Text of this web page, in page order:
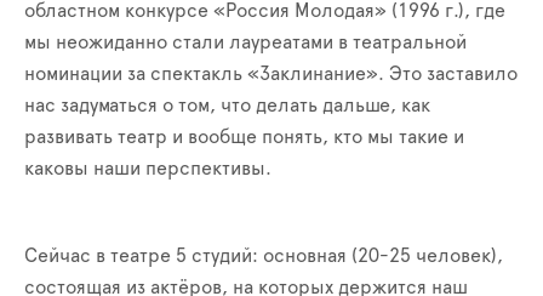
областном конкурсе «Россия Молодая» (1996 г.), где
мы неожиданно стали лауреатами в театральной
номинации за спектакль «Заклинание». Это заставило
нас задуматься о том, что делать дальше, как
развивать театр и вообще понять, кто мы такие и
каковы наши перспективы.
Сейчас в театре 5 студий: основная (20-25 человек),
состоящая из актёров, на которых держится наш